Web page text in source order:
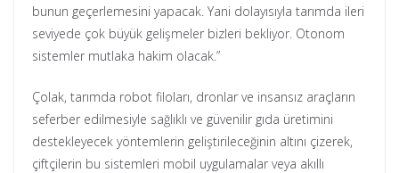
bunun geçerlemesini yapacak. Yani dolayısıyla tarımda ileri
seviyede çok büyük gelişmeler bizleri bekliyor. Otonom
sistemler mutlaka hakim olacak.”
Çolak, tarımda robot filoları, dronlar ve insansız araçların
seferber edilmesiyle sağlıklı ve güvenilir gıda üretimini
destekleyecek yöntemlerin geliştirileceğinin altını çizerek,
çiftçilerin bu sistemleri mobil uygulamalar veya akıllı